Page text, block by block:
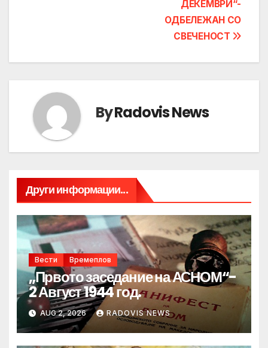
ДЕКЕМВРИ“-
ОДБЕЛЕЖАН СО
СВЕЧЕНОСТ
ByRadovis News
Други информации...
Вести Времеплов
„Првото заседание на АСНОМ“-
2 Август 1944 год.
AUG 2, 2026 RADOVIS NEWS